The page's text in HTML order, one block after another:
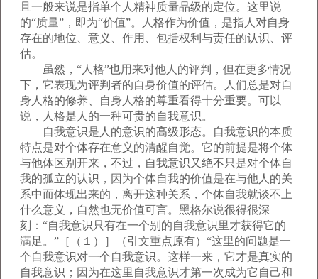
且一般来说是指单个人精神质量品级的定位。这里说
的“质量”，即为“价值”。人格作为价值，是指人对自身
存在的地位、意义、作用、包括权利与责任的认识、评
估。
虽然，“人格”也用来对他人的评判，但在更多情况
下，它表现为评判者的自身价值的评估。人们总是对自
身人格的修养、自身人格的尊重看得十分重要。可以
说，人格是人的一种可贵的自我意识。
自我意识是人的意识的高级形态。自我意识的本质
特点是对个体存在意义的清醒自觉。它的前提是将个体
与他体区别开来，不过，自我意识又绝不只是对个体自
我的孤立的认识，因为个体自我的价值是在与他人的关
系中而体现出来的，离开这种关系，个体自我就谈不上
什么意义，自然也无价值可言。黑格尔说很得很深
刻：“自我意识只有在一个别的自我意识里才获得它的
满足。”［（１）］（引文重点原有）“这里的问题是一
个自我意识对一个自我意识。这样一来，它才是真实的
自我意识；因为在这里自我意识才第一次成为它自己和